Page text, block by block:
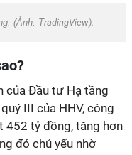
(Ảnh: TradingView).
của Đầu tư Hạ tầng
III của HHV, công
452 tỷ đồng, tăng hơn
đó chủ yếu nhờ